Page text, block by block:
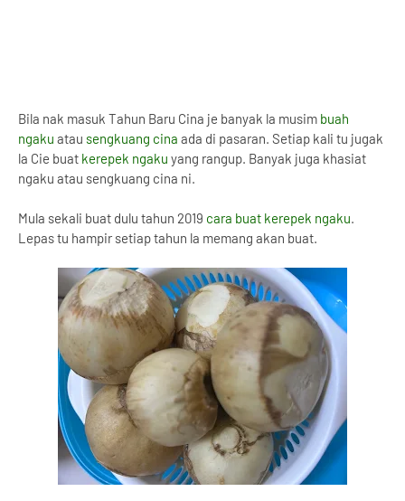
Bila nak masuk Tahun Baru Cina je banyak la musim buah
ngaku atau sengkuang cina ada di pasaran. Setiap kali tu jugak
la Cie buat kerepek ngaku yang rangup. Banyak juga khasiat
ngaku atau sengkuang cina ni.
Mula sekali buat dulu tahun 2019 cara buat kerepek ngaku.
Lepas tu hampir setiap tahun la memang akan buat.